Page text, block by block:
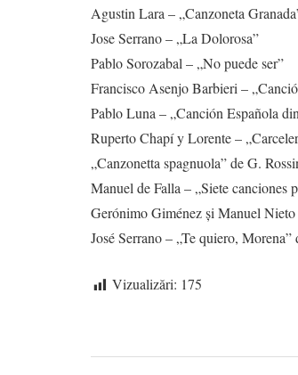
Agustin Lara – „Canzoneta
Jose Serrano – „La Dolorosa”
Pablo Sorozabal – „No puede ser”
Francisco Asenjo Barbieri –
Pablo Luna – „Canción Española
Ruperto Chapí y Lorente –
„Canzonetta spagnuola” de G.
Manuel de Falla – „Siete canciones
Gerónimo Giménez și Manuel
José Serrano – „Te quiero,
Vizualizări: 175